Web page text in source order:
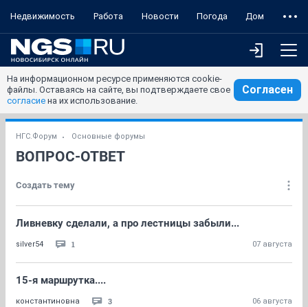
Недвижимость Работа Новости Погода Дом
На информационном ресурсе применяются cookie-
файлы. Оставаясь на сайте, вы подтверждаете свое
согласие на их использование.
Согласен
НГС.Форум Основные форумы
ВОПРОС-ОТВЕТ
Создать тему
Ливневку сделали, а про лестницы забыли...
silver54 1 07 августа
15-я маршрутка....
константиновна 3 06 августа